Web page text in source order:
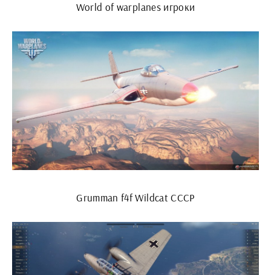
World of warplanes игроки
Grumman f4f Wildcat СССР